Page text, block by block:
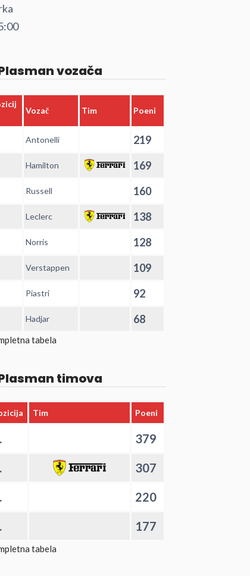
vozača
Vozač Tim Poeni
Antonelli 219
Hamilton 169
Russell 160
Leclerc 138
Norris 128
Verstappen 109
Piastri 92
Hadjar 68
tabela
timova
Tim Poeni
379
307
220
177
tabela